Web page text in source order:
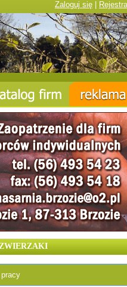
Zaloguj się